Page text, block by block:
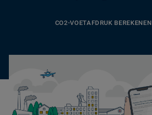
CO2-VOETAFDRUK BEREKENEN